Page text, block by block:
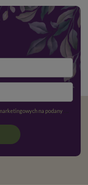
przetwarzanie danych osobowych zgodnie z